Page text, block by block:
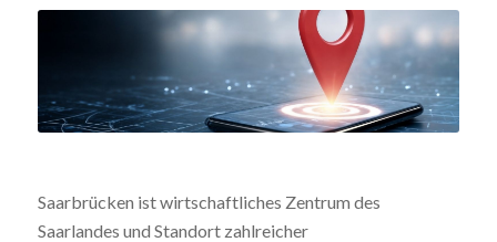
Saarbrücken ist wirtschaftliches Zentrum des
Saarlandes und Standort zahlreicher